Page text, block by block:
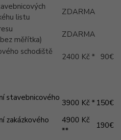
listu
ZDARMA
měřítka)
ZDARMA
schodiště
2400 Kč * 90€
stavebnicového
3900 Kč *150€
zakázkového
4900 Kč
**
190€